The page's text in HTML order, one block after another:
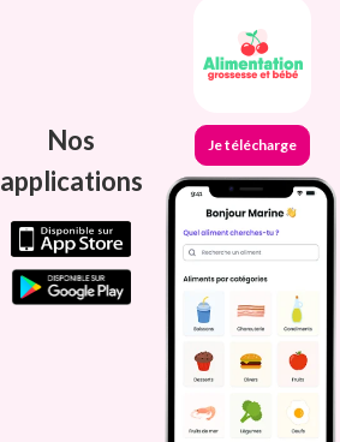
Nos
applications
Je télécharge